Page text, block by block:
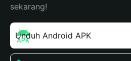
sekarang!
Unduh Android APK